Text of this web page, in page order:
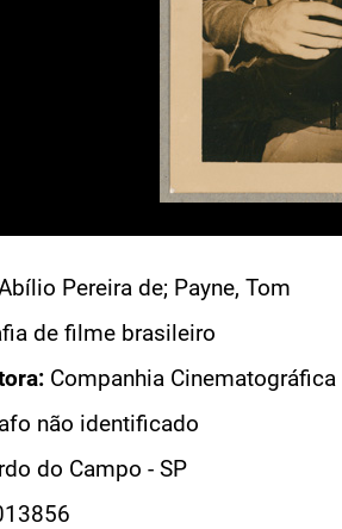
Pereira de; Payne, Tom
de filme brasileiro
Companhia Cinematográfica
não identificado
do Campo - SP